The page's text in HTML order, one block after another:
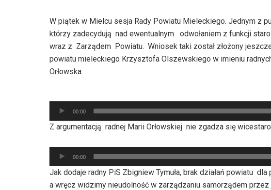
W piątek w Mielcu sesja Rady Powiatu Mieleckiego. Jednym z
którzy zadecydują nad ewentualnym odwołaniem z funkcji
wraz z Zarządem Powiatu. Wniosek taki został złożony
powiatu mieleckiego Krzysztofa Olszewskiego w imieniu
Orłowska.
Odtwarzacz
plików
00:00
Z argumentacją radnej Marii Orłowskiej nie zgadza się
Odtwarzacz
plików
dźwiękowych
00:00
Jak dodaje radny PiS Zbigniew Tymuła, brak działań powiatu
a wręcz widzimy nieudolność w zarządzaniu samorządem przez